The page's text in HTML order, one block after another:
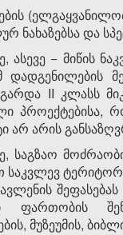
ნახაზებსა და
− მიწის
II კლასს
არ არის
საგზაო
მუზეუმის,